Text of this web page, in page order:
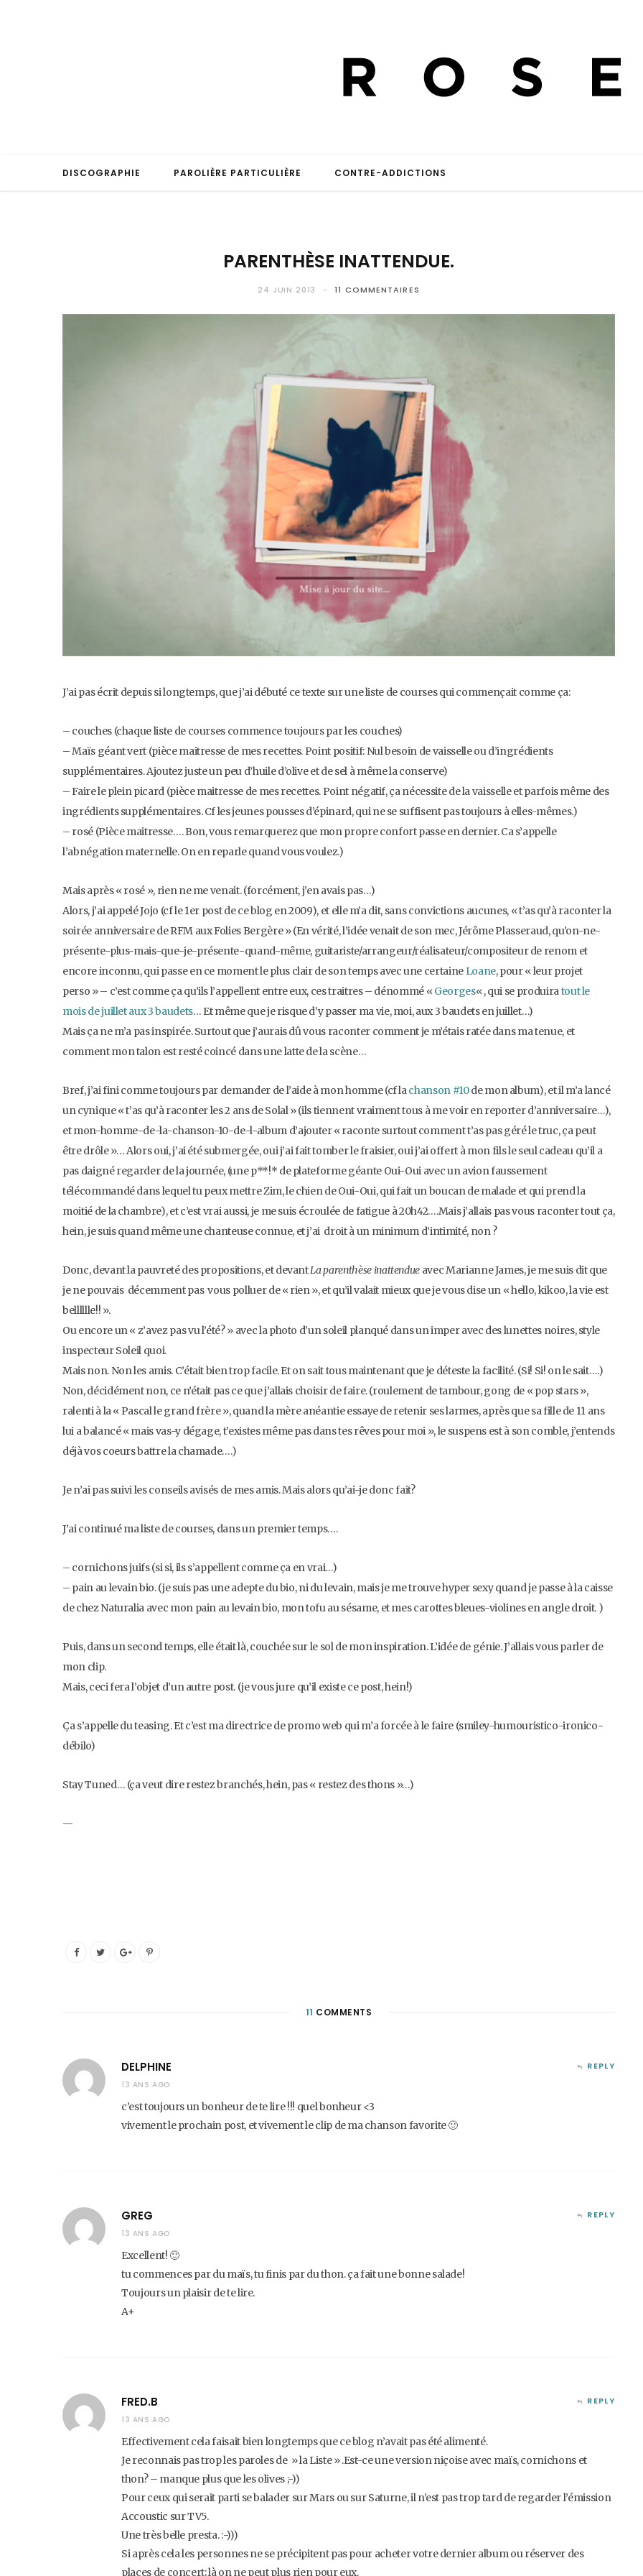
DISCOGRAPHIE PAROLIÈRE PARTICULIÈRE CONTRE-ADDICTIONS
PARENTHÈSE INATTENDUE.
24 JUIN 2013 11 COMMENTAIRES
J’ai pas écrit depuis si longtemps, que j’ai débuté ce texte sur une liste de courses qui commençait comme ça:
– couches (chaque liste de courses commence toujours par les couches)
– Maïs géant vert (pièce maitresse de mes recettes. Point positif: Nul besoin de vaisselle ou d’ingrédients
supplémentaires. Ajoutez juste un peu d’huile d’olive et de sel à même la conserve)
– Faire le plein picard (pièce maitresse de mes recettes. Point négatif, ça nécessite de la vaisselle et parfois même des
ingrédients supplémentaires. Cf les jeunes pousses d’épinard, qui ne se suffisent pas toujours à elles-mêmes.)
– rosé (Pièce maitresse…. Bon, vous remarquerez que mon propre confort passe en dernier. Ca s’appelle
l’abnégation maternelle. On en reparle quand vous voulez.)
Mais après « rosé », rien ne me venait. (forcément, j’en avais pas…)
Alors, j’ai appelé Jojo (cf le 1er post de ce blog en 2009), et elle m’a dit, sans convictions aucunes, « t’as qu’à raconter la
soirée anniversaire de RFM aux Folies Bergère » (En vérité, l’idée venait de son mec, Jérôme Plasseraud, qu’on-ne-
présente-plus-mais-que-je-présente-quand-même, guitariste/arrangeur/réalisateur/compositeur de renom et
encore inconnu, qui passe en ce moment le plus clair de son temps avec une certaine Loane, pour « leur projet
perso » – c’est comme ça qu’ils l’appellent entre eux, ces traitres – dénommé «Georges« , qui se produiratout le
mois de juillet aux 3 baudets… Et même que je risque d’y passer ma vie, moi, aux 3 baudets en juillet…)
Mais ça ne m’a pas inspirée. Surtout que j’aurais dû vous raconter comment je m’étais ratée dans ma tenue, et
comment mon talon est resté coincé dans une latte de la scène…
Bref, j’ai fini comme toujours par demander de l’aide à mon homme (cf lachanson #10de mon album), et il m’a lancé
un cynique « t’as qu’à raconter les 2 ans de Solal » (ils tiennent vraiment tous à me voir en reporter d’anniversaire…),
et mon-homme-de-la-chanson-10-de-l-album d’ajouter « raconte surtout comment t’as pas géré le truc, ça peut
être drôle »… Alors oui, j’ai été submergée, oui j’ai fait tomber le fraisier, oui j’ai offert à mon fils le seul cadeau qu’il a
pas daigné regarder de la journée, (une p**!* de plateforme géante Oui-Oui avec un avion faussement
télécommandé dans lequel tu peux mettre Zim, le chien de Oui-Oui, qui fait un boucan de malade et qui prend la
moitié de la chambre), et c’est vrai aussi, je me suis écroulée de fatigue à 20h42….Mais j’allais pas vous raconter tout ça,
hein, je suis quand même une chanteuse connue, et j’ai droit à un minimum d’intimité, non ?
Donc, devant la pauvreté des propositions, et devantLa parenthèse inattendue avec Marianne James, je me suis dit que
je ne pouvais décemment pas vous polluer de « rien », et qu’il valait mieux que je vous dise un « hello, kikoo, la vie est
belllllle!! ».
Ou encore un « z’avez pas vu l’été? » avec la photo d’un soleil planqué dans un imper avec des lunettes noires, style
inspecteur Soleil quoi.
Mais non. Non les amis. C’était bien trop facile. Et on sait tous maintenant que je déteste la facilité. (Si! Si! on le sait….)
Non, décidément non, ce n’était pas ce que j’allais choisir de faire. (roulement de tambour, gong de « pop stars »,
ralenti à la « Pascal le grand frère », quand la mère anéantie essaye de retenir ses larmes, après que sa fille de 11 ans
lui a balancé « mais vas-y dégage, t’existes même pas dans tes rêves pour moi », le suspens est à son comble, j’entends
déjà vos coeurs battre la chamade….)
Je n’ai pas suivi les conseils avisés de mes amis. Mais alors qu’ai-je donc fait?
J’ai continué ma liste de courses, dans un premier temps….
– cornichons juifs (si si, ils s’appellent comme ça en vrai…)
– pain au levain bio. (je suis pas une adepte du bio, ni du levain, mais je me trouve hyper sexy quand je passe à la caisse
de chez Naturalia avec mon pain au levain bio, mon tofu au sésame, et mes carottes bleues-violines en angle droit. )
Puis, dans un second temps, elle était là, couchée sur le sol de mon inspiration. L’idée de génie. J’allais vous parler de
mon clip.
Mais, ceci fera l’objet d’un autre post. (je vous jure qu’il existe ce post, hein!)
Ça s’appelle du teasing. Et c’est ma directrice de promo web qui m’a forcée à le faire (smiley-humouristico-ironico-
débilo)
Stay Tuned… (ça veut dire restez branchés, hein, pas « restez des thons »…)
—
11 COMMENTS
DELPHINE
13 ANS AGO
REPLY
c’est toujours un bonheur de te lire !!! quel bonheur <3
vivement le prochain post, et vivement le clip de ma chanson favorite 🙂
GREG
13 ANS AGO
REPLY
Excellent! 🙂
tu commences par du maïs, tu finis par du thon. ça fait une bonne salade!
Toujours un plaisir de te lire.
A+
FRED.B
13 ANS AGO
REPLY
Effectivement cela faisait bien longtemps que ce blog n’avait pas été alimenté.
Je reconnais pas trop les paroles de » la Liste » .Est-ce une version niçoise avec maïs, cornichons et
thon? – manque plus que les olives ;-))
Pour ceux qui serait parti se balader sur Mars ou sur Saturne, il n’est pas trop tard de regarder l’émission
Accoustic sur TV5.
Une très belle presta. :-)))
Si après cela les personnes ne se précipitent pas pour acheter votre dernier album ou réserver des
places de concert; là on ne peut plus rien pour eux.